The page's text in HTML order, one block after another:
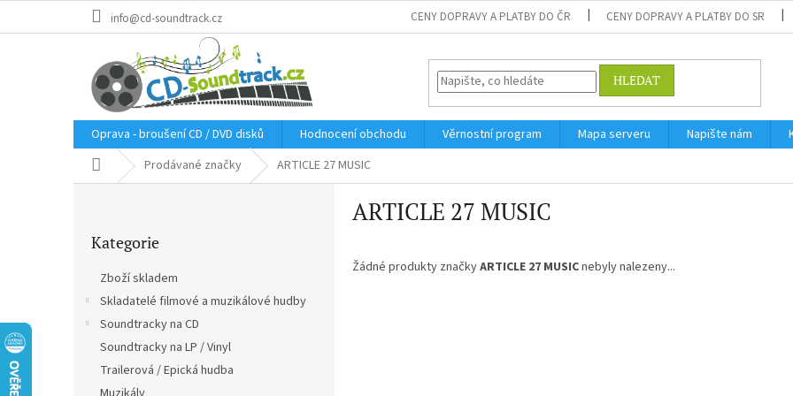
info@cd-soundtrack.cz CENY DOPRAVY A PLATBY DO ČR CENY DOPRAVY A PLATBY DO SR
HLEDAT
Oprava - broušení CD / DVD disků Hodnocení obchodu Věrnostní program Mapa serveru Napište nám
Domů Prodávané značky ARTICLE 27 MUSIC
kategorie
Kategorie
Zboží skladem
Skladatelé filmové a muzikálové hudby
Soundtracky na CD
Soundtracky na LP / Vinyl
Trailerová / Epická hudba
ARTICLE 27 MUSIC
Žádné produkty značkyARTICLE 27 MUSICnebyly nalezeny...